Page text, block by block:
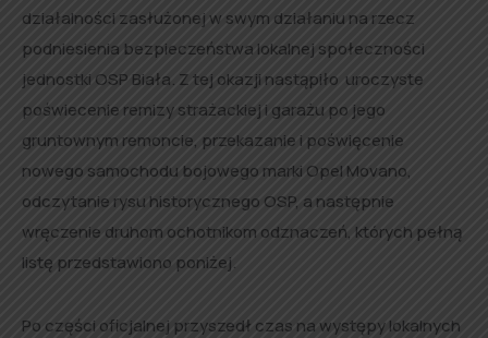
działalności zasłużonej w swym działaniu na rzecz
podniesienia bezpieczeństwa lokalnej społeczności
jednostki OSP Biała. Z tej okazji nastąpiło uroczyste
poświecenie remizy strażackiej i garażu po jego
gruntownym remoncie, przekazanie i poświęcenie
nowego samochodu bojowego marki Opel Movano,
odczytanie rysu historycznego OSP, a następnie
wręczenie druhom ochotnikom odznaczeń, których pełną
listę przedstawiono poniżej.
Po części oficjalnej przyszedł czas na występy lokalnych